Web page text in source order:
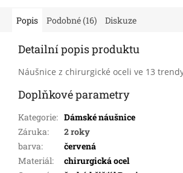
Popis Podobné (16) Diskuze
Detailní popis produktu
Náušnice z chirurgické oceli ve 13
Doplňkové parametry
Kategorie: Dámské náušnice
Záruka:
2 roky
barva:
červená
Materiál:
chirurgická ocel